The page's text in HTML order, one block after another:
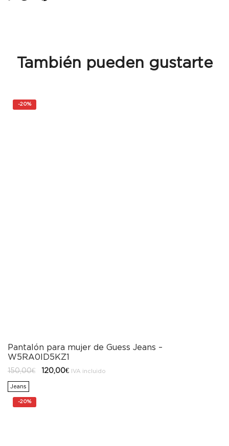
También pueden gustarte
-20%
Pantalón para mujer de Guess Jeans –
W5RA0ID5KZ1
150,00€
El
precio
120,00€ElIVA incluido
Jeans
-20%